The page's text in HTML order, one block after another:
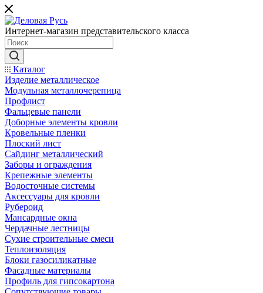
Интернет-магазин представительского класса
Каталог
Изделие металлическое
Модульная металлочерепица
Профлист
Фальцевые панели
Доборные элементы кровли
Кровельные пленки
Плоский лист
Сайдинг металлический
Заборы и ограждения
Крепежные элементы
Водосточные системы
Аксессуары для кровли
Рубероид
Мансардные окна
Чердачные лестницы
Сухие строительные смеси
Теплоизоляция
Блоки газосиликатные
Фасадные материалы
Профиль для гипсокартона